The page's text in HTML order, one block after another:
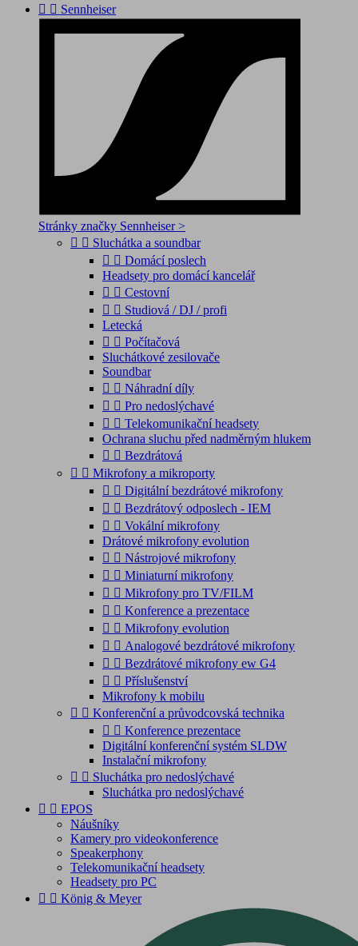
  Sennheiser
Stránky značky Sennheiser >
  Sluchátka a soundbar
  Domácí poslech
Headsety pro domácí kancelář
  Cestovní
  Studiová / DJ / profi
Letecká
  Počítačová
Sluchátkové zesilovače
Soundbar
  Náhradní díly
  Pro nedoslýchavé
  Telekomunikační headsety
Ochrana sluchu před nadměrným hlukem
  Bezdrátová
  Mikrofony a mikroporty
  Digitální bezdrátové mikrofony
  Bezdrátový odposlech - IEM
  Vokální mikrofony
Drátové mikrofony evolution
  Nástrojové mikrofony
  Miniaturní mikrofony
  Mikrofony pro TV/FILM
  Konference a prezentace
  Mikrofony evolution
  Analogové bezdrátové mikrofony
  Bezdrátové mikrofony ew G4
  Příslušenství
Mikrofony k mobilu
  Konferenční a průvodcovská technika
  Konference prezentace
Digitální konferenční systém SLDW
Instalační mikrofony
  Sluchátka pro nedoslýchavé
Sluchátka pro nedoslýchavé
  EPOS
Náušníky
Kamery pro videokonference
Speakerphony
Telekomunikační headsety
Headsety pro PC
  König & Meyer